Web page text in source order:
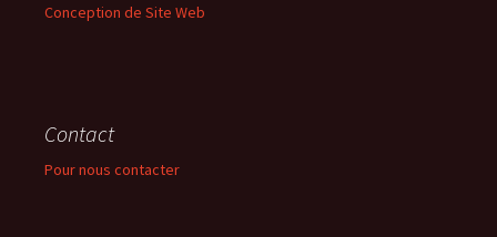
Conception de Site Web
Contact
Pour nous contacter